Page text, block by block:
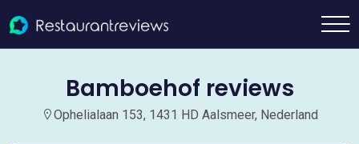
Bamboehof reviews
Ophelialaan 153, 1431 HD Aalsmeer, Nederland